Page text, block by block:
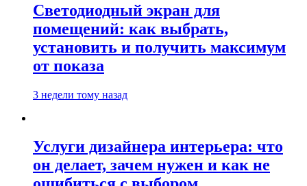
Светодиодный экран для
помещений: как выбрать,
установить и получить максимум
от показа
3 недели тому назад
Услуги дизайнера интерьера: что
он делает, зачем нужен и как не